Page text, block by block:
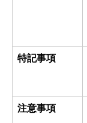
特記事項
注意事項